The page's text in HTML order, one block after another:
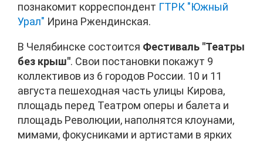
познакомит корреспондент ГТРК "Южный
Урал" Ирина Ржендинская.
В Челябинске состоится Фестиваль "Театры
без крыш". Свои постановки покажут 9
коллективов из 6 городов России. 10 и 11
августа пешеходная часть улицы Кирова,
площадь перед Театром оперы и балета и
площадь Революции, наполнятся клоунами,
мимами, фокусниками и артистами в ярких